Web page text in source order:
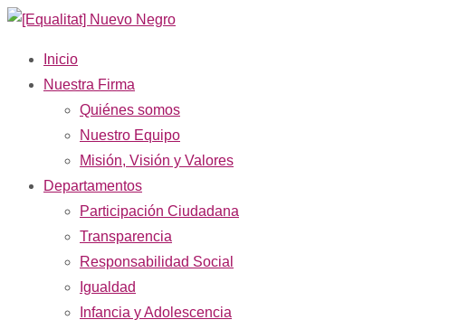
Inicio
Nuestra Firma
Quiénes somos
Nuestro Equipo
Misión, Visión y Valores
Departamentos
Participación Ciudadana
Transparencia
Responsabilidad Social
Igualdad
Infancia y Adolescencia